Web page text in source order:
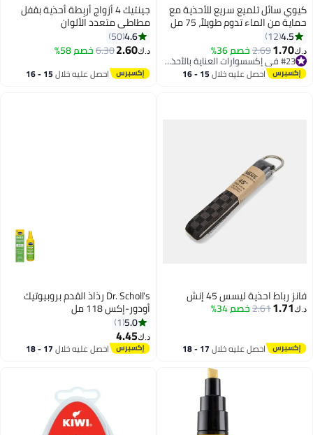
كيوي سائل تلميع سريع للأحذية مع
حماية من الماء تدوم طويلاً، 75 مل
بني4.5
12
د.ك‏1.70
2.69خصم 36%
#23 في إكسسوارات العناية بالأحذية النسائية
احصل عليه خلال 15 - 16
جينتيك 4 أزواج أربِطة أحذية بقفل
مطاطي متعدد الألوان
4.6
50
د.ك‏2.60
6.30خصم 58%
احصل عليه خلال 15 - 16
فانز رباط احذية ليسس 45 إنش
د.ك‏1.71
2.61خصم 34%
احصل عليه خلال 17 - 18
Dr. Scholl's رذاذ القدم بروبيوتيك
أودور-إكس 118 مل
5.0
1
د.ك‏4.45
احصل عليه خلال 17 - 18